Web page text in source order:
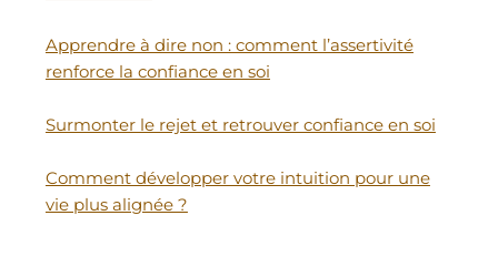
Apprendre à dire non : comment l’assertivité
renforce la confiance en soi
Surmonter le rejet et retrouver confiance en soi
Comment développer votre intuition pour une
vie plus alignée ?